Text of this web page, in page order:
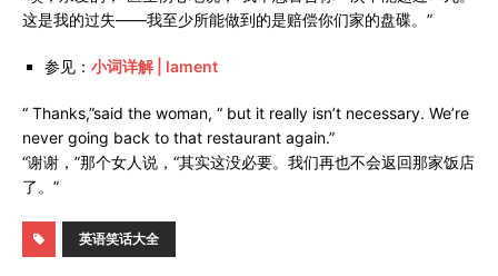
这是我的过失——我至少所能做到的是赔偿你们家的盘碟。”
参见： 小词详解 | lament
“ Thanks,”said the woman, “ but it really isn’t necessary. We’re
never going back to that restaurant again.”
“谢谢，”那个女人说，“其实这没必要。我们再也不会返回那家饭店
了。”
英语笑话大全